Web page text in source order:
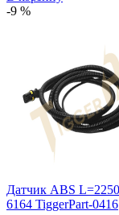
-9 %
Датчик ABS
6164 TiggerPart-0416